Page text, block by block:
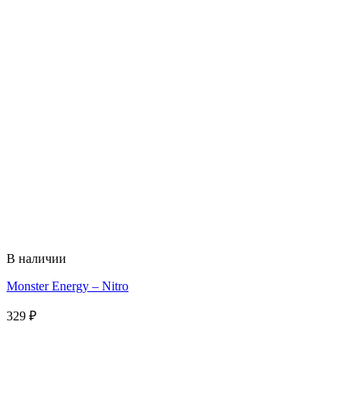
В наличии
Monster Energy – Nitro
329 ₽